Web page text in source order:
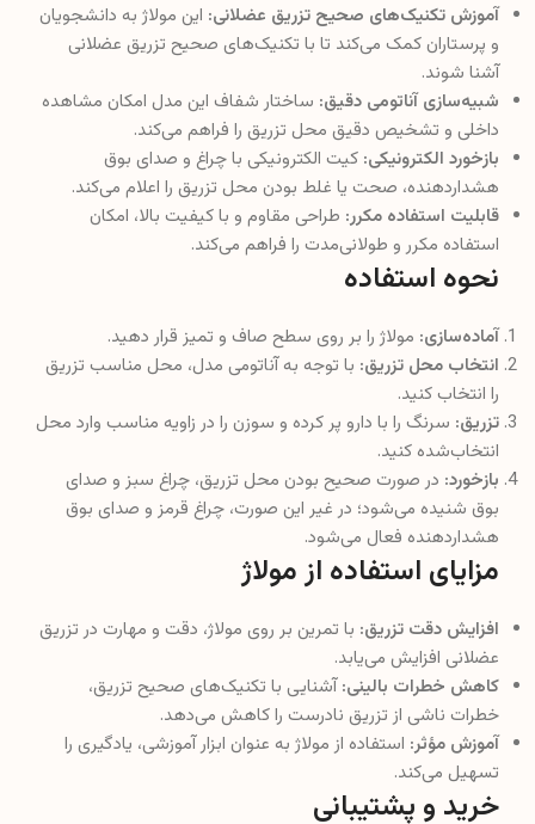
آموزش تکنیک‌های صحیح تزریق عضلانی: این مولاژ به دانشجویان
و پرستاران کمک می‌کند تا با تکنیک‌های صحیح تزریق عضلانی
آشنا شوند.
شبیه‌سازی آناتومی دقیق: ساختار شفاف این مدل امکان مشاهده
داخلی و تشخیص دقیق محل تزریق را فراهم می‌کند.
بازخورد الکترونیکی: کیت الکترونیکی با چراغ و صدای بوق
هشداردهنده، صحت یا غلط بودن محل تزریق را اعلام می‌کند.
قابلیت استفاده مکرر: طراحی مقاوم و با کیفیت بالا، امکان
استفاده مکرر و طولانی‌مدت را فراهم می‌کند.
نحوه استفاده
آماده‌سازی: مولاژ را بر روی سطح صاف و تمیز قرار دهید.
انتخاب محل تزریق: با توجه به آناتومی مدل، محل مناسب تزریق
را انتخاب کنید.
تزریق: سرنگ را با دارو پر کرده و سوزن را در زاویه مناسب وارد محل
انتخاب‌شده کنید.
بازخورد: در صورت صحیح بودن محل تزریق، چراغ سبز و صدای
بوق شنیده می‌شود؛ در غیر این صورت، چراغ قرمز و صدای بوق
هشداردهنده فعال می‌شود.
مزایای استفاده از مولاژ
افزایش دقت تزریق: با تمرین بر روی مولاژ، دقت و مهارت در تزریق
عضلانی افزایش می‌یابد.
کاهش خطرات بالینی:آشنایی با تکنیک‌های صحیح تزریق،
خطرات ناشی از تزریق نادرست را کاهش می‌دهد.
آموزش مؤثر: استفاده از مولاژ به عنوان ابزار آموزشی، یادگیری را
تسهیل می‌کند.
خرید و پشتیبانی